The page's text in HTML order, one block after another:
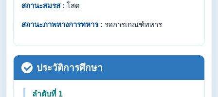
สถานะสมรส : โสด
สถานะภาพทางการทหาร : รอการเกณฑ์ทหาร
ประวัติการศึกษา
ลำดับที่ 1